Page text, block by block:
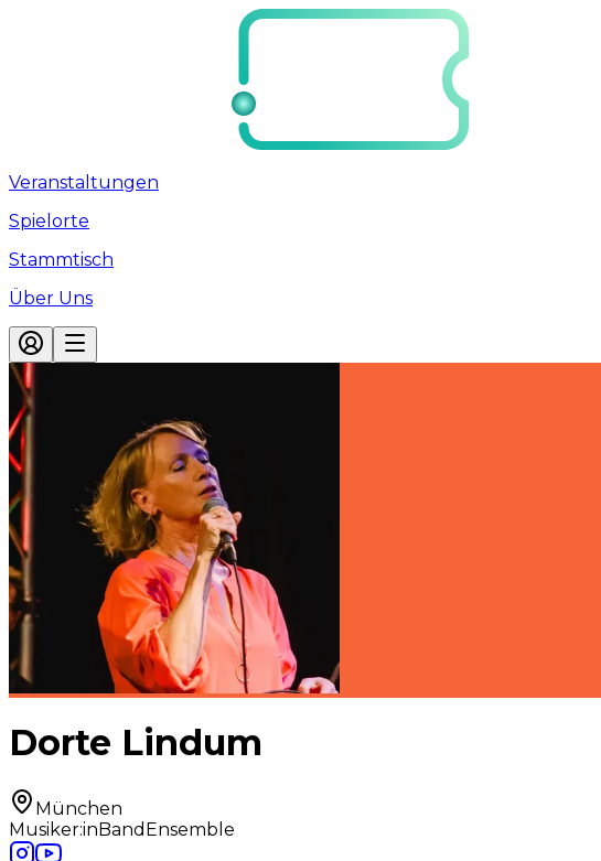
Veranstaltungen
Spielorte
Stammtisch
Über Uns
Dorte Lindum
München
Musiker:inBand Ensemble